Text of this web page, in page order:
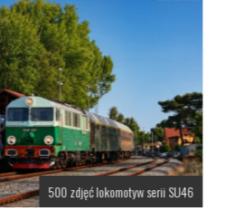
500 zdjęć lokomotyw serii SU46